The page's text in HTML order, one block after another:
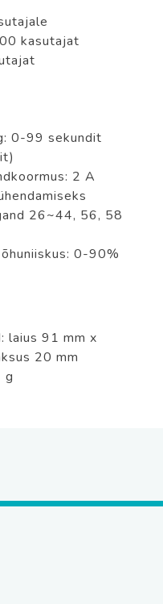
kasutajat
0-99 sekundit
2 A
26~44, 56, 58
0-90%
laius 91 mm x
20 mm
g